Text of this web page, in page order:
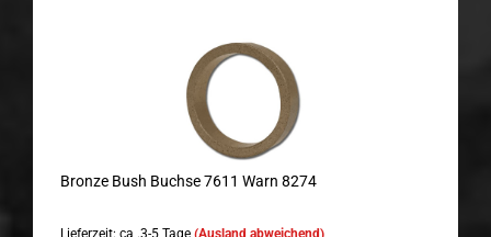
Bronze Bush Buchse 7611 Warn 8274